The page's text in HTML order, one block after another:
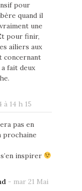
pour
quand il
une
pour finir,
ailiers aux
concernant
fait deux
à 14 h 15
pas en
prochaine
inspirer
- mar 21 Mai